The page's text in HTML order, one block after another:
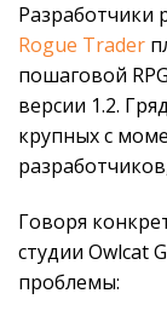
Разработчики
Rogue Trader
пошаговой
версии 1.2.
крупных с
Говоря
студии Owlcat
проблемы: